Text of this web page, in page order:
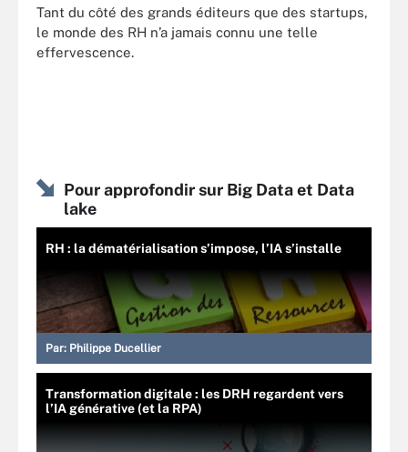
Tant du côté des grands éditeurs que des startups,
le monde des RH n’a jamais connu une telle
effervescence.
Pour approfondir sur Big Data et Data
lake
RH : la dématérialisation s’impose, l’IA s’installe
Par: Philippe Ducellier
Transformation digitale : les DRH regardent vers
l’IA générative (et la RPA)